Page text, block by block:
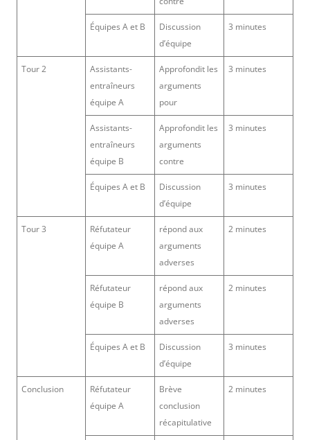
Équipes A et B
Discussion
d’équipe
3 minutes
Tour 2
Assistants-
entraîneurs
équipe A
Approfondit les
arguments
pour
3 minutes
Assistants-
entraîneurs
équipe B
Approfondit les
arguments
contre
3 minutes
Équipes A et B
Discussion
d’équipe
3 minutes
Tour 3
Réfutateur
équipe A
répond aux
arguments
adverses
2 minutes
Réfutateur
équipe B
répond aux
arguments
adverses
2 minutes
Équipes A et B
Discussion
d’équipe
3 minutes
Conclusion
Réfutateur
équipe A
Brève
conclusion
récapitulative
2 minutes